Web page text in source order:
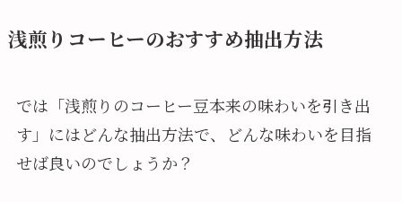
浅煎りコーヒーのおすすめ抽出方法
では「浅煎りのコーヒー豆本来の味わいを引き出
す」にはどんな抽出方法で、どんな味わいを目指
せば良いのでしょうか？